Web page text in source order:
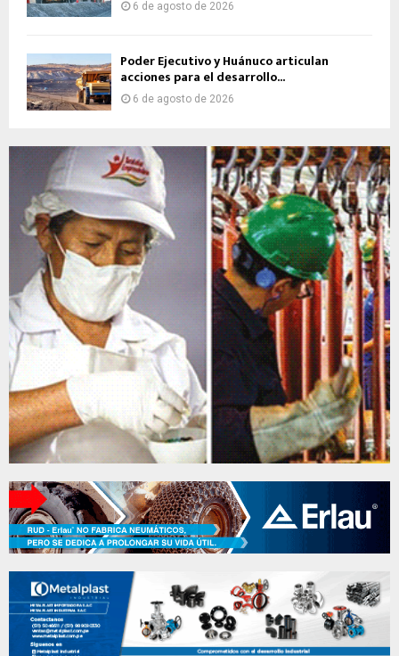
6 de agosto de 2026
Poder Ejecutivo y Huánuco articulan
acciones para el desarrollo...
6 de agosto de 2026